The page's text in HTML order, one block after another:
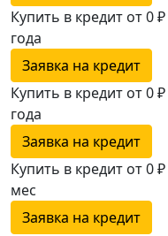
Купить в кредит от 0 ₽
года
Заявка на кредит
Купить в кредит от 0 ₽
года
Заявка на кредит
Купить в кредит от 0 ₽
мес
Заявка на кредит